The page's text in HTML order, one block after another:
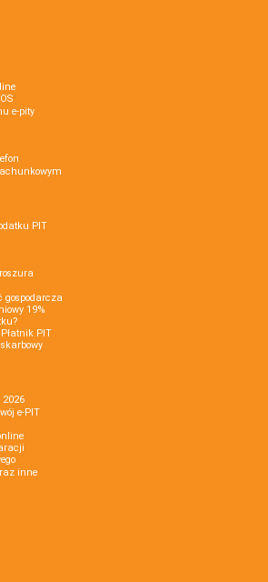
e-pity
PIT
gospodarcza
19%
Płatnik PIT
2026
e-PIT
inne